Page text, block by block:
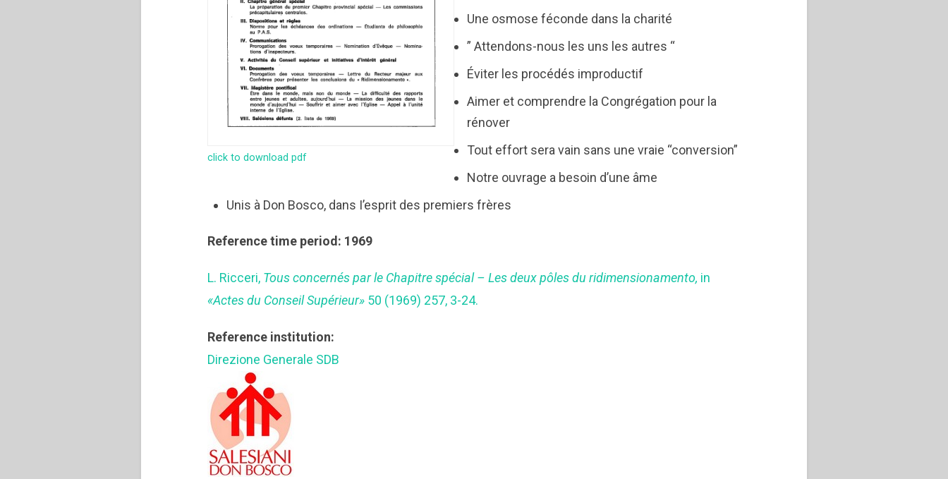
click to download pdf
Une osmose féconde dans la charité
” Attendons-nous les uns les autres “
Éviter les procédés improductif
Aimer et comprendre la Congrégation pour la
rénover
Tout effort sera vain sans une vraie “conversion”
Notre ouvrage a besoin d’une âme
Unis à Don Bosco, dans I’esprit des premiers frères
Reference time period: 1969
L. Ricceri, Tous concernés par le Chapitre spécial – Les deux pôles du ridimensionamento, in
«Actes du Conseil Supérieur» 50 (1969) 257, 3-24.
Reference institution:
Direzione Generale SDB